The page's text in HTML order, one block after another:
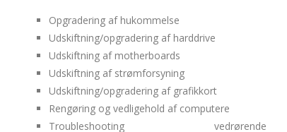
Opgradering af hukommelse
Udskiftning/opgradering af harddrive
Udskiftning af motherboards
Udskiftning af strømforsyning
Udskiftning/opgradering af grafikkort
Rengøring og vedligehold af computere
Troubleshooting vedrørende